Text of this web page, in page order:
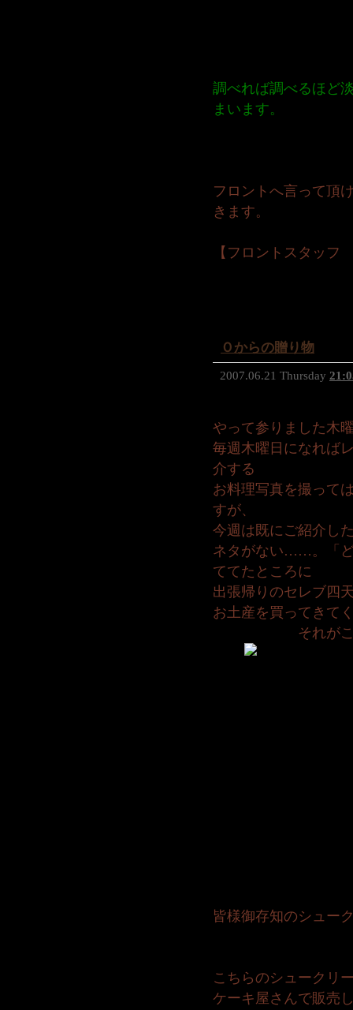
調べれば調べるほど
まいます。
フロントへ言って頂
きます。
【フロントスタッ
Ｏからの贈り物
2007.06.21 Thursday
やって参りました木
毎週木曜日になれば
介する
お料理写真を撮って
すが、
今週は既にご紹介し
ネタがない……。「
ててたところに
出張帰りのセレブ四
お土産を買ってきて
それがこ
皆様御存知のシュー
こちらのシュークリ
ケーキ屋さんで販売